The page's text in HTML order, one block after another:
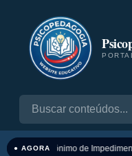
● AGORASinônimo de